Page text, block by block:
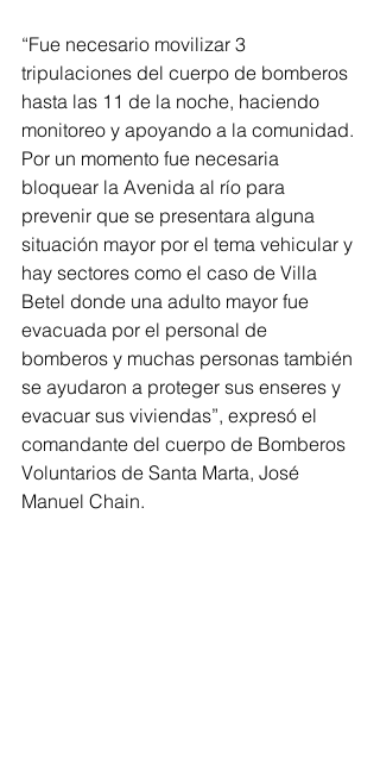
“Fue necesario movilizar 3
tripulaciones del cuerpo de bomberos
hasta las 11 de la noche, haciendo
monitoreo y apoyando a la comunidad.
Por un momento fue necesaria
bloquear la Avenida al río para
prevenir que se presentara alguna
situación mayor por el tema vehicular y
hay sectores como el caso de Villa
Betel donde una adulto mayor fue
evacuada por el personal de
bomberos y muchas personas también
se ayudaron a proteger sus enseres y
evacuar sus viviendas”, expresó el
comandante del cuerpo de Bomberos
Voluntarios de Santa Marta, José
Manuel Chain.